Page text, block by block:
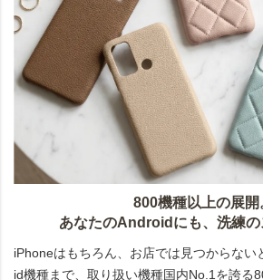
800機種以上の展開
あなたのAndroidにも、洗練の
iPhoneはもちろん、お店では見つからない
id機種まで、取り扱い機種国内No.1を誇る